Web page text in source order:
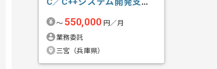
〜 550,000 円／月
業務委託
三宮（兵庫県）